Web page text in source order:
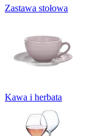
Zastawa stołowa
Kawa i herbata